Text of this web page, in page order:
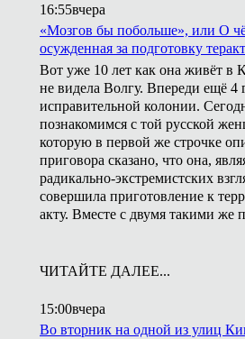
16:55вчера
«Мозгов бы побольше», или О
осужденная за подготовку
Вот уже 10 лет как она живёт в
не видела Волгу. Впереди ещё 4
исправительной колонии.
познакомимся с той русской
которую в первой же строчке
приговора сказано, что она,
радикально-экстремистских
совершила приготовление к
акту. Вместе с двумя такими же
ЧИТАЙТЕ ДАЛЕЕ...
15:00вчера
Во вторник на одной из улиц